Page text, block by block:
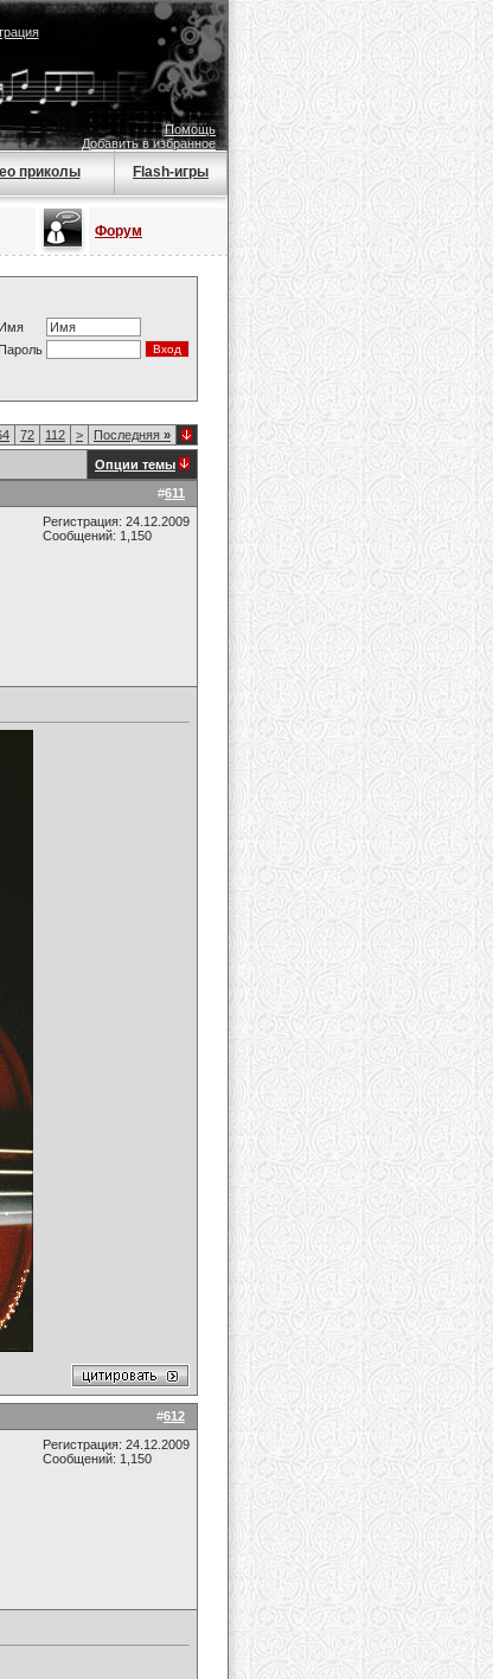
Помощь
Добавить в избранное
приколы Flash-игры
Форум
Имя
Пароль
72 112 > Последняя »
Опции темы
#611
Регистрация: 24.12.2009
Сообщений: 1,150
#612
Регистрация: 24.12.2009
Сообщений: 1,150